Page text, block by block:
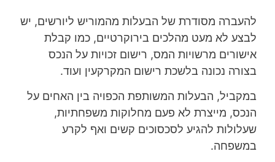
להעברה מסודרת של הבעלות מהמוריש ליורשים, יש
לבצע לא מעט מהלכים בירוקרטיים, כמו קבלת
אישורים מרשויות המס, רישום זכויות על הנכס
בצורה נכונה בלשכת רישום המקרקעין ועוד.
במקביל, הבעלות המשותפת הכפויה בין האחים על
הנכס, מייצרת לא פעם מחלוקות משפחתיות,
שעלולות להגיע לסכסוכים קשים ואף לקרע
במשפחה.